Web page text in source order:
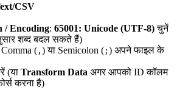
CSV
/ Encoding: 65001: Unicode (UTF‑8)चुनें
शब्द बदल सकते हैं)
Comma ( , ) या Semicolon ( ; ) अपने फाइल के
(या Transform Data अगर आपको ID कॉलम
करना है)